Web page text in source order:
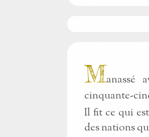
Manassé
cinquante-
Il fit ce qui
des nations